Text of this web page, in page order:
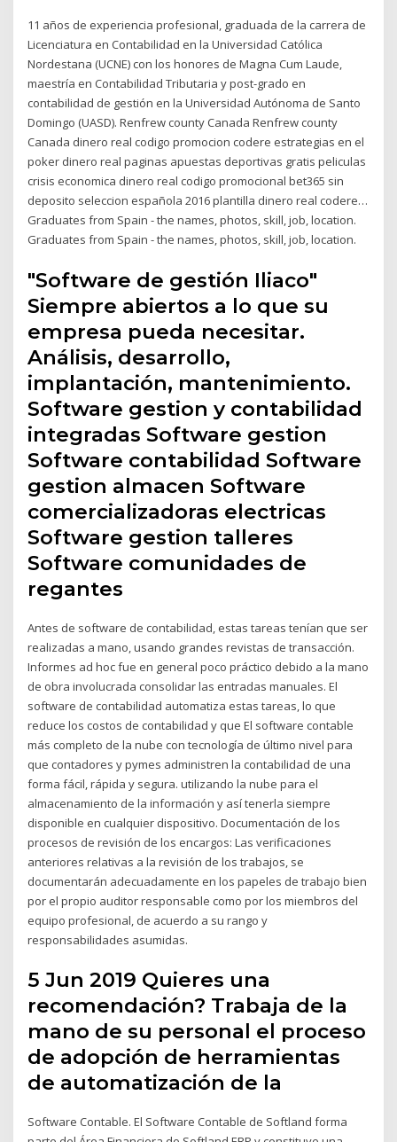
11 años de experiencia profesional, graduada de la carrera de
Licenciatura en Contabilidad en la Universidad Católica
Nordestana (UCNE) con los honores de Magna Cum Laude,
maestría en Contabilidad Tributaria y post-grado en
contabilidad de gestión en la Universidad Autónoma de Santo
Domingo (UASD). Renfrew county Canada Renfrew county
Canada dinero real codigo promocion codere estrategias en el
poker dinero real paginas apuestas deportivas gratis peliculas
crisis economica dinero real codigo promocional bet365 sin
deposito seleccion española 2016 plantilla dinero real codere…
Graduates from Spain - the names, photos, skill, job, location.
Graduates from Spain - the names, photos, skill, job, location.
"Software de gestión Iliaco"
Siempre abiertos a lo que su
empresa pueda necesitar.
Análisis, desarrollo,
implantación, mantenimiento.
Software gestion y contabilidad
integradas Software gestion
Software contabilidad Software
gestion almacen Software
comercializadoras electricas
Software gestion talleres
Software comunidades de
regantes
Antes de software de contabilidad, estas tareas tenían que ser
realizadas a mano, usando grandes revistas de transacción.
Informes ad hoc fue en general poco práctico debido a la mano
de obra involucrada consolidar las entradas manuales. El
software de contabilidad automatiza estas tareas, lo que
reduce los costos de contabilidad y que El software contable
más completo de la nube con tecnología de último nivel para
que contadores y pymes administren la contabilidad de una
forma fácil, rápida y segura. utilizando la nube para el
almacenamiento de la información y así tenerla siempre
disponible en cualquier dispositivo. Documentación de los
procesos de revisión de los encargos: Las verificaciones
anteriores relativas a la revisión de los trabajos, se
documentarán adecuadamente en los papeles de trabajo bien
por el propio auditor responsable como por los miembros del
equipo profesional, de acuerdo a su rango y
responsabilidades asumidas.
5 Jun 2019 Quieres una
recomendación? Trabaja de la
mano de su personal el proceso
de adopción de herramientas
de automatización de la
Software Contable. El Software Contable de Softland forma